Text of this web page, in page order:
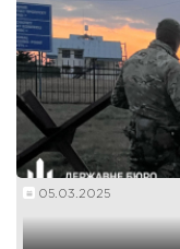
05.03.2025